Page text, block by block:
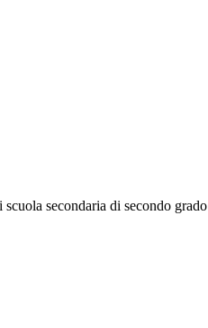
secondaria di secondo grado